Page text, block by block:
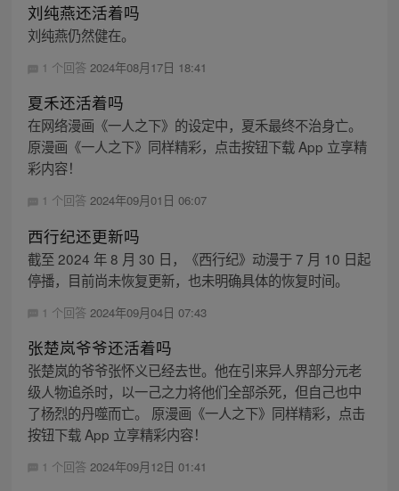
刘纯燕还活着吗
刘纯燕仍然健在。
1 个回答 2024年08月17日 18:41
夏禾还活着吗
在网络漫画《一人之下》的设定中，夏禾最终不治身亡。
原漫画《一人之下》同样精彩，点击按钮下载 App 立享精
彩内容！
1 个回答 2024年09月01日 06:07
西行纪还更新吗
截至 2024 年 8 月 30 日，《西行纪》动漫于 7 月 10 日起
停播，目前尚未恢复更新，也未明确具体的恢复时间。
1 个回答 2024年09月04日 07:43
张楚岚爷爷还活着吗
张楚岚的爷爷张怀义已经去世。他在引来异人界部分元老
级人物追杀时，以一己之力将他们全部杀死，但自己也中
了杨烈的丹噬而亡。 原漫画《一人之下》同样精彩，点击
按钮下载 App 立享精彩内容！
1 个回答 2024年09月12日 01:41